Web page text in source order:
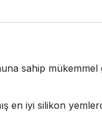
sahip mükemmel
en iyi silikon